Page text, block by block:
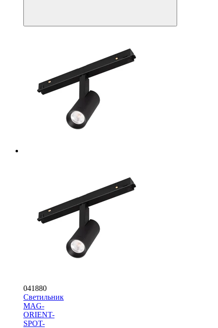
041880
Светильник
MAG-
ORIENT-
SPOT-